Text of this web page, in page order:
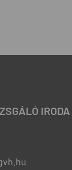
IRODA